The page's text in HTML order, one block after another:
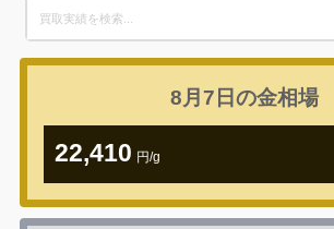
for:
8月7日の金相場
22,410 円/g